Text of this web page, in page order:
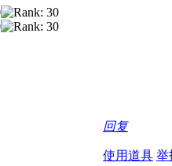
回复
使用道具 举